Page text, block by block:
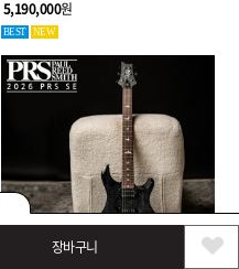
장바구니
전자 클래식 기타 (053940)
5,190,000원
BEST NEW